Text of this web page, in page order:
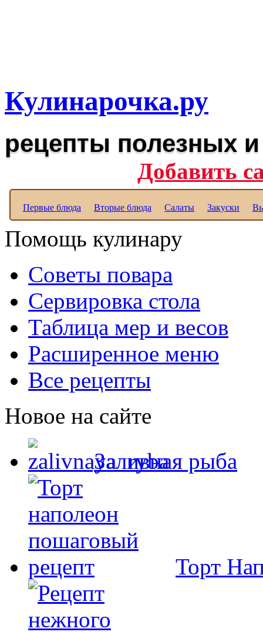
Кулинарочка.ру
рецепты полезных
Добавить
Первые блюда Вторые блюда Салаты Закуски
Помощь кулинару
Советы повара
Сервировка стола
Таблица мер и весов
Расширенное меню
Все рецепты
Новое на сайте
Заливная рыба
Торт